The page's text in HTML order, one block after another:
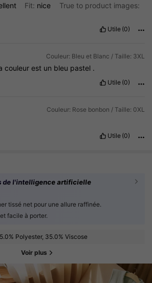
Fit: nice
True to product images:
Utile (0)
Couleur: Bleu et Blanc / Taille: 3XL
couleurest un bleu pastel .
Utile (0)
Couleur: Rose bonbon / Taille: 0XL
Utile (0)
de l'intelligence artificielle
tissé net pour une allure raffinée.
facile à porter.
Polyester, 35.0% Viscose
Voir plus